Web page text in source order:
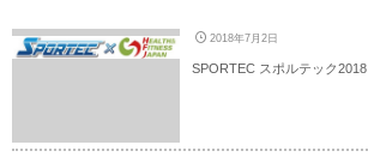
2018年7月2日
SPORTEC スポルテック2018